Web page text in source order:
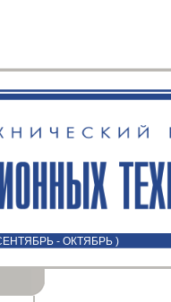
- ОКТЯБРЬ )